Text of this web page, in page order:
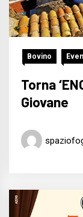
Bovino
Torna
Giovane